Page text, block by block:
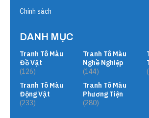
Chính sách
DANH MỤC
Tranh Tô Màu
Đồ Vật
(126)
Tranh Tô Màu
Động Vật
(233)
Tranh Tô Màu
Nghề Nghiệp
(144)
Tranh Tô Màu
Phương Tiện
(280)